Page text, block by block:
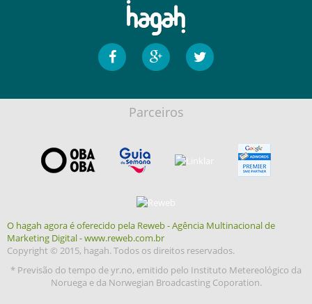
Parceiros
O hagah agora é oferecido pela Reweb - Agência Multinacional de
Marketing Digital - www.reweb.com.br
Copyright © 2015, hagah. Todos os direitos reservados.
* Previsão do tempo de yr.no, emitido pelo Instituto Metereológico da
Noruega e da Norwegian Broadcasting Coporation.